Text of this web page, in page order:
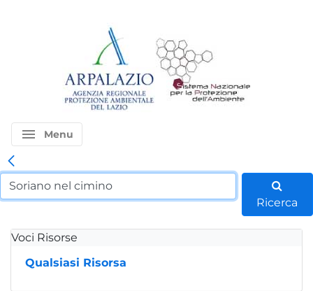
menu Menu
Ricerca
Voci Risorse
Qualsiasi Risorsa